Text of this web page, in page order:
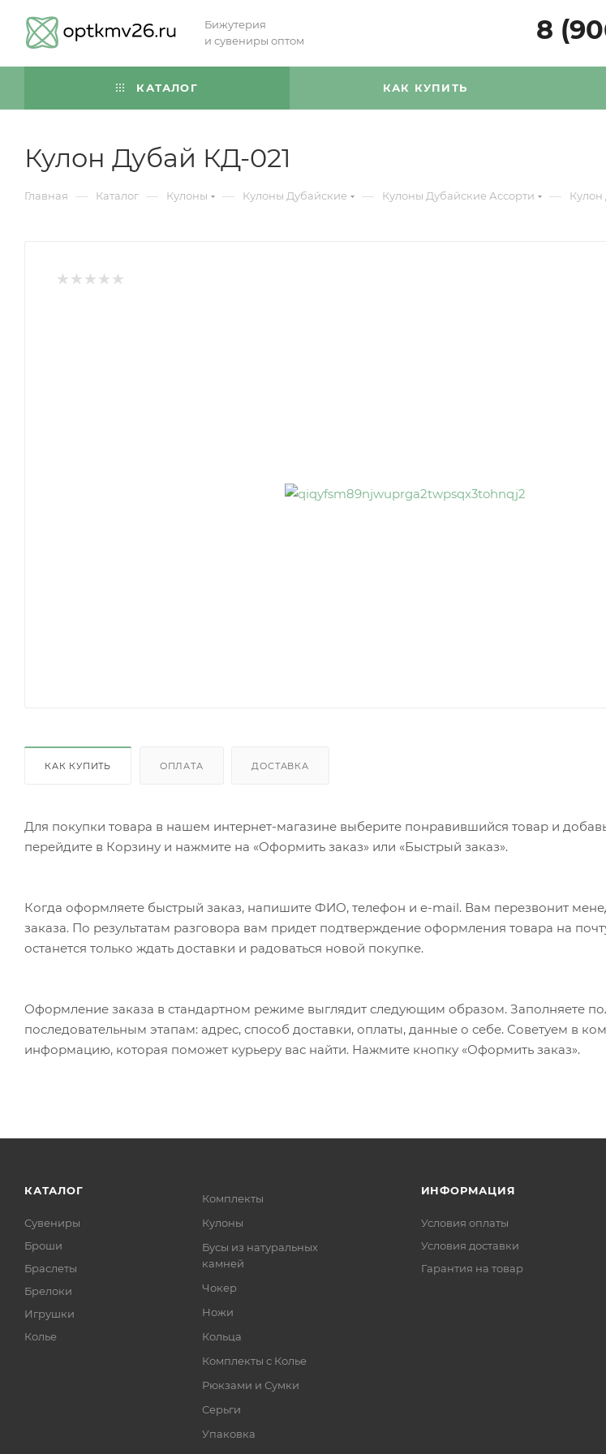
Бижутерия
и сувениры оптом
8
КАТАЛОГ КАК КУПИТЬ
Кулон Дубай КД-021
Главная — Каталог — Кулоны — Кулоны Дубайские — Кулоны Дубайские Ассорти — Кулон
КАК КУПИТЬ ОПЛАТА ДОСТАВКА
Для покупки товара в нашем интернет-магазине выберите понравившийся товар и
перейдите в Корзину и нажмите на «Оформить заказ» или «Быстрый заказ».
Когда оформляете быстрый заказ, напишите ФИО, телефон и e-mail. Вам перезвонит
заказа. По результатам разговора вам придет подтверждение оформления товара на
останется только ждать доставки и радоваться новой покупке.
Оформление заказа в стандартном режиме выглядит следующим образом. Заполняете
последовательным этапам: адрес, способ доставки, оплаты, данные о себе. Советуем в
информацию, которая поможет курьеру вас найти. Нажмите кнопку «Оформить заказ».
КАТАЛОГ
Сувениры
Броши
Браслеты
Брелоки
Игрушки
Колье
Комплекты
Кулоны
Бусы из натуральных
камней
Чокер
Ножи
Кольца
Комплекты с Колье
Рюкзами и Сумки
Серьги
Упаковка
ИНФОРМАЦИЯ
Условия оплаты
Условия доставки
Гарантия на товар